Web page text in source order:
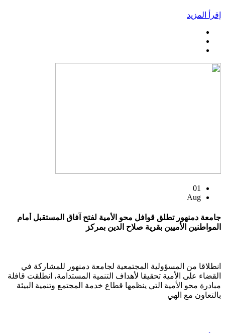
إقرأ المزيد
01
Aug
جامعة دمنهور تطلق قوافل محو الأمية لفتح آفاق المستقبل أمام
المواطنين الأميين بقرية صلاح الدين بمركز
انطلاقا من المسؤولية المجتمعية لجامعة دمنهور للمشاركة في
القضاء على الأمية تحقيقا لأهداف التنمية المستدامة، انطلقت قافلة
مبادرة محو الأمية التي ينظمها قطاع خدمة المجتمع وتنمية البيئة
بالتعاون مع الهي